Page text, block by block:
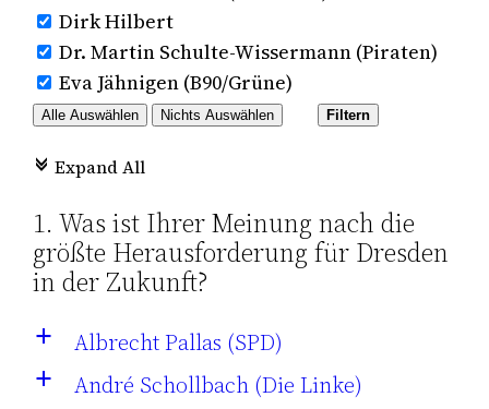
Dirk Hilbert
Dr. Martin Schulte-Wissermann (Piraten)
Eva Jähnigen (B90/Grüne)
Alle Auswählen Nichts Auswählen Filtern
c Expand All
1. Was ist Ihrer Meinung nach die
größte Herausforderung für Dresden
in der Zukunft?
a Albrecht Pallas (SPD)
a André Schollbach (Die Linke)